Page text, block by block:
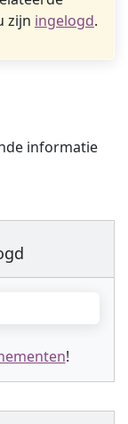
zijn ingelogd.
informatie
!